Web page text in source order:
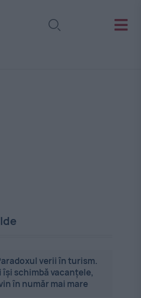
verii în turism.
își schimbă vacanțele,
în număr mai mare